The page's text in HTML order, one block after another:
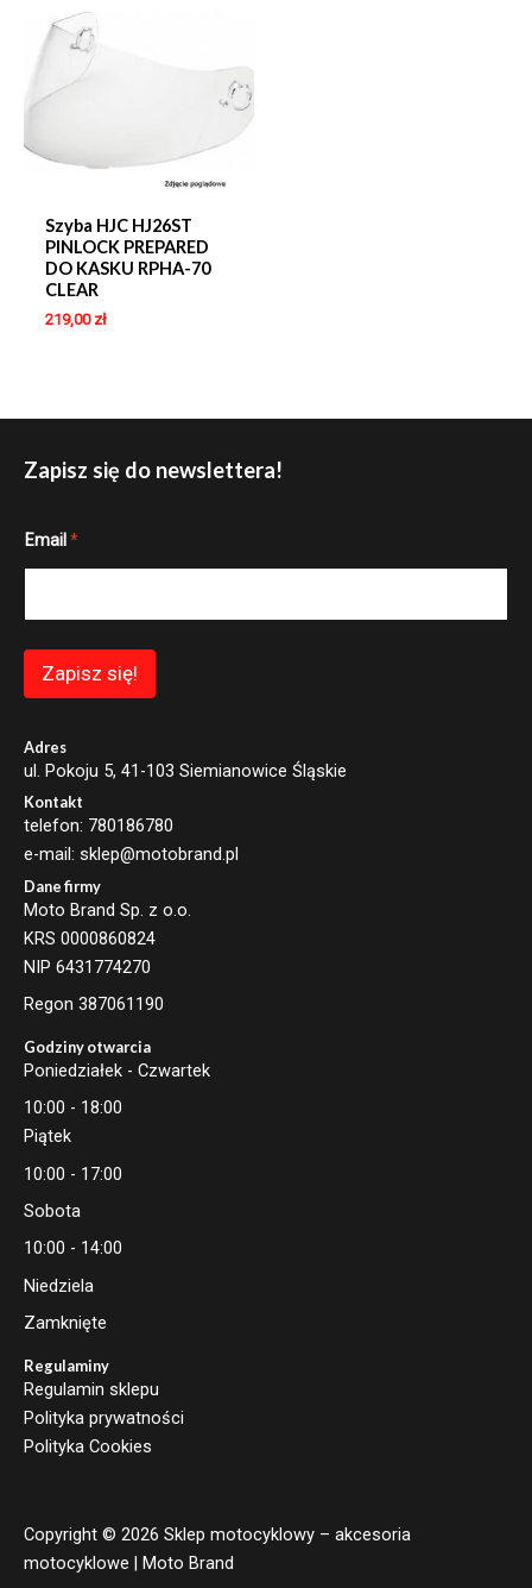
Szyba HJC HJ26ST
PINLOCK PREPARED
DO KASKU RPHA-70
CLEAR
219,00 zł
Zapisz się do newslettera!
m
E
l
m
a
l
Email *
Zapisz się!
Adres
ul. Pokoju 5, 41-103 Siemianowice Śląskie
Kontakt
telefon: 780186780
e-mail: sklep@motobrand.pl
Dane firmy
Moto Brand Sp. z o.o.
KRS 0000860824
NIP 6431774270
Regon 387061190
Godziny otwarcia
Poniedziałek - Czwartek
10:00 - 18:00
Piątek
10:00 - 17:00
Sobota
10:00 - 14:00
Niedziela
Zamknięte
Regulaminy
Regulamin sklepu
Polityka prywatności
Polityka Cookies
Copyright © 2026 Sklep motocyklowy – akcesoria
motocyklowe | Moto Brand